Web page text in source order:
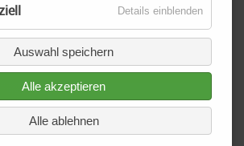
2015
veranstaltet die CAIGOS GmbH eines ihrer
Details einblenden
Auswahl speichern
Alle akzeptieren
Alle ablehnen